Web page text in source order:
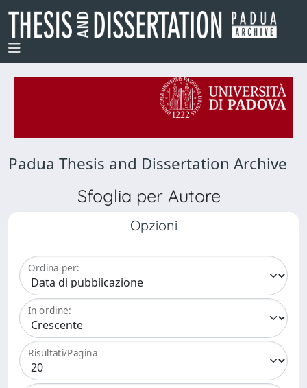
Padua Thesis and Dissertation Archive
Sfoglia per Autore
Opzioni
Ordina per:
In ordine:
Risultati/Pagina